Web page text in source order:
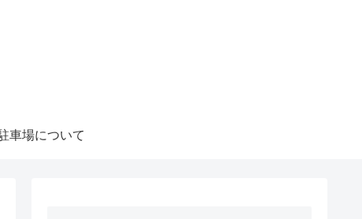
車場について